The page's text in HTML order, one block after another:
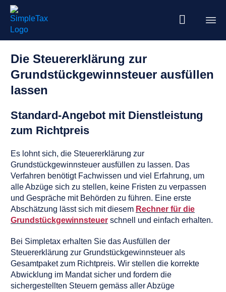
Die Steuererklärung zur
Grundstückgewinnsteuer ausfüllen
lassen
Standard-Angebot mit Dienstleistung
zum Richtpreis
Es lohnt sich, die Steuererklärung zur
Grundstückgewinnsteuer ausfüllen zu lassen. Das
Verfahren benötigt Fachwissen und viel Erfahrung, um
alle Abzüge sich zu stellen, keine Fristen zu verpassen
und Gespräche mit Behörden zu führen. Eine erste
Abschätzung lässt sich mit diesem Rechner für die
Grundstückgewinnsteuer schnell und einfach erhalten.
Bei Simpletax erhalten Sie das Ausfüllen der
Steuererklärung zur Grundstückgewinnsteuer als
Gesamtpaket zum Richtpreis. Wir stellen die korrekte
Abwicklung im Mandat sicher und fordern die
sichergestellten Steuern gemäss aller Abzüge